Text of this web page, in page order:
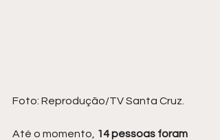
Foto: Reprodução/TV Santa Cruz.
Até o momento,
14 pessoas foram